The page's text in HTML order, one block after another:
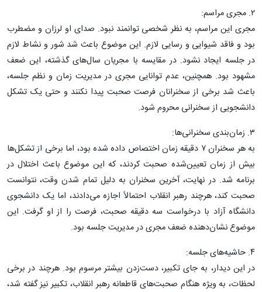
۲. مجری مراسم:
مجری این مراسم، به نظر شخصی توانمند نبود. صدای او لرزان و مضطرب
بود و فاقد شیوایی و رسایی لازم. این موضوع باعث شد شور و نشاط لازم
در جلسه ایجاد نشود. در مقایسه با مجریان سال‌های گذشته، این ضعف
مشهود بود. همچنین، عدم توانایی مجری در مدیریت زمان و نظم جلسه،
باعث شد برخی از سخنرانان فرصت صحبت پیدا نکنند و حتی یک تشکل
دانشجویی از سخنرانی محروم شود.
۳. زمان‌بندی سخنرانی‌ها:
به هر سخنران ۷ دقیقه زمان اختصاص داده شده بود، اما برخی از تشکل‌ها
بیش از زمان تعیین‌شده صحبت کردند، که این موضوع باعث اختلال در
برنامه شد. در نهایت، آخرین سخنران به دلیل تمام شدن وقت، نتوانست
صحبت کند، هرچند رهبر انقلاب احتمالاً اجازه می‌دادند، اما یک دانشجوی
دانشگاه آزاد با درخواست سه دقیقه صحبت، فرصت را از او گرفت. این
موضوع نشان‌دهنده ضعف مجری در مدیریت جلسه بود.
۴. حاشیه‌های جلسه:
در این دیدار، به جای تکبیر، دست‌زدن بیشتر مرسوم بود. هرچند در برخی
لحظات، به ویژه هنگام صحبت‌های قاطعانه رهبر انقلاب، تکبیر نیز گفته شد،